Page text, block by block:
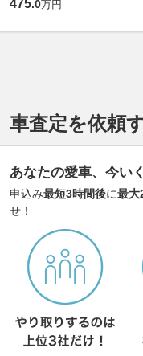
475.0万円
車査定を依頼
あなたの愛車、今い
申込み最短3時間後に最大
せ！